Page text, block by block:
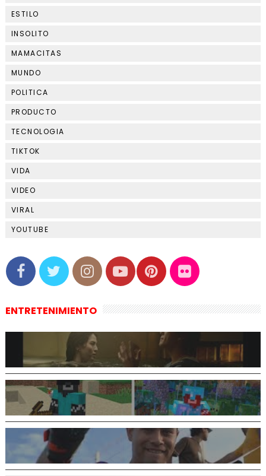
ESTILO
INSOLITO
MAMACITAS
MUNDO
POLITICA
PRODUCTO
TECNOLOGIA
TIKTOK
VIDA
VIDEO
VIRAL
YOUTUBE
ENTRETENIMIENTO